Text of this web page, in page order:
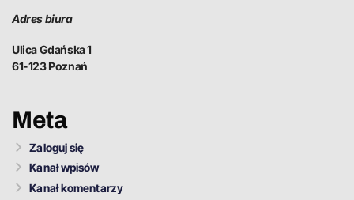
Adres biura
Ulica Gdańska 1
61-123 Poznań
Meta
Zaloguj się
Kanał wpisów
Kanał komentarzy